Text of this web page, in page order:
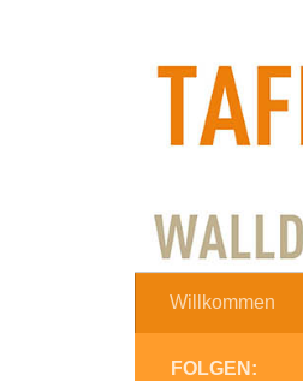
Willkommen
FOLGEN: